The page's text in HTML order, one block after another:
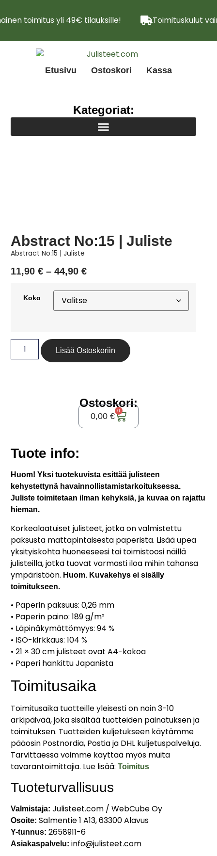
toimitus yli 49€ tilauksille! Toimituskulut
Etusivu Ostoskori Kassa
Kategoriat:
Abstract No:15 | Juliste
Abstract No:15 | Juliste
11,90€ – 44,90€
Koko
Lisää Ostoskoriin
Ostoskori:
0,00 €
0
Tuote info:
Huom! Yksi tuotekuvista esittää julisteen
kehystettynä havainnollistamistarkoituksessa.
Juliste toimitetaan ilman kehyksiä, ja kuvaa on rajattu
hieman.
Korkealaatuiset julisteet, jotka on valmistettu
paksusta mattapintaisesta paperista. Lisää upea
yksityiskohta huoneeseesi tai toimistoosi näillä
julisteilla, jotka tuovat varmasti iloa mihin tahansa
ympäristöön. Huom. Kuvakehys ei sisälly
toimitukseen.
• Paperin paksuus: 0,26 mm
• Paperin paino: 189 g/m²
• Läpinäkymättömyys: 94 %
• ISO-kirkkaus: 104 %
• 21 × 30 cm julisteet ovat A4-kokoa
• Paperi hankittu Japanista
Toimitusaika
Toimitusaika tuotteille yleisesti on noin 3-10
arkipäivää, joka sisältää tuotteiden painatuksen ja
toimituksen. Tuotteiden kuljetukseen käytämme
pääosin Postnordia, Postia ja DHL kuljetuspalveluja.
Tarvittaessa voimme käyttää myös muita
tavarantoimittajia. Lue lisää:Toimitus
Tuoteturvallisuus
Valmistaja: Julisteet.com / WebCube Oy
Osoite: Salmentie 1 A13, 63300 Alavus
Y-tunnus: 2658911-6
Asiakaspalvelu: info@julisteet.com